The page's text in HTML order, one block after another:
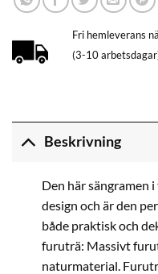
Fri hemleverans
(3-10
Beskrivning
Den här sängramen
design och är den
både praktisk och
furuträ: Massivt
naturmaterial.